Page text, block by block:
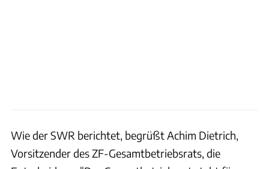
Wie der SWR berichtet, begrüßt Achim Dietrich,
Vorsitzender des ZF-Gesamtbetriebsrats, die